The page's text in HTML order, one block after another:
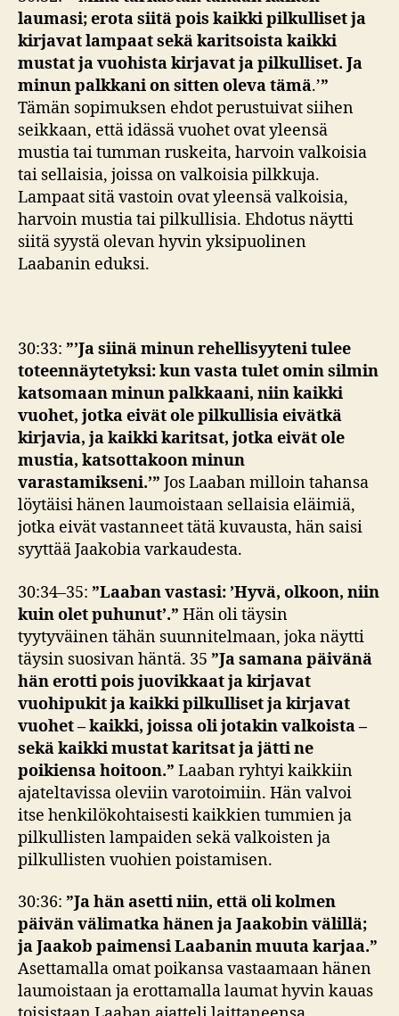
laumasi; erota siitä pois kaikki pilkulliset ja
kirjavat lampaat sekä karitsoista kaikki
mustat ja vuohista kirjavat ja pilkulliset. Ja
minun palkkani on sitten oleva tämä.’”
Tämän sopimuksen ehdot perustuivat siihen
seikkaan, että idässä vuohet ovat yleensä
mustia tai tumman ruskeita, harvoin valkoisia
tai sellaisia, joissa on valkoisia pilkkuja.
Lampaat sitä vastoin ovat yleensä valkoisia,
harvoin mustia tai pilkullisia. Ehdotus näytti
siitä syystä olevan hyvin yksipuolinen
Laabanin eduksi.
30:33: ”’Ja siinä minun rehellisyyteni tulee
toteennäytetyksi: kun vasta tulet omin silmin
katsomaan minun palkkaani, niin kaikki
vuohet, jotka eivät ole pilkullisia eivätkä
kirjavia, ja kaikki karitsat, jotka eivät ole
mustia, katsottakoon minun
varastamikseni.’” Jos Laaban milloin tahansa
löytäisi hänen laumoistaan sellaisia eläimiä,
jotka eivät vastanneet tätä kuvausta, hän saisi
syyttää Jaakobia varkaudesta.
30:34–35: ”Laaban vastasi: ’Hyvä, olkoon, niin
kuin olet puhunut’.” Hän oli täysin
tyytyväinen tähän suunnitelmaan, joka näytti
täysin suosivan häntä. 35 ”Ja samana päivänä
hän erotti pois juovikkaat ja kirjavat
vuohipukit ja kaikki pilkulliset ja kirjavat
vuohet – kaikki, joissa oli jotakin valkoista –
sekä kaikki mustat karitsat ja jätti ne
poikiensa hoitoon.” Laaban ryhtyi kaikkiin
ajateltavissa oleviin varotoimiin. Hän valvoi
itse henkilökohtaisesti kaikkien tummien ja
pilkullisten lampaiden sekä valkoisten ja
pilkullisten vuohien poistamisen.
30:36: ”Ja hän asetti niin, että oli kolmen
päivän välimatka hänen ja Jaakobin välillä;
ja Jaakob paimensi Laabanin muuta karjaa.”
Asettamalla omat poikansa vastaamaan hänen
laumoistaan ja erottamalla laumat hyvin kauas